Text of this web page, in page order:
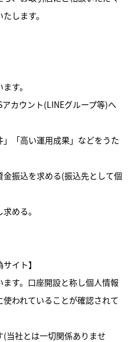
します。
す。
カウント(LINEグループ等)へ
」「高い運用成果」などをうた
金振込を求める(振込先として個
める。
イト】
す。口座開設と称し個人情報
われていることが確認されて
当社とは一切関係ありませ